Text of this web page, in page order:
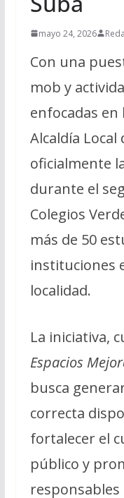
mayo 24, 2026
Con una
mob y
enfocadas en
Alcaldía
oficialmente
durante el
Colegios
más de 50
instituciones
localidad.
La iniciativa,
Espacios
busca
correcta
fortalecer el
público y